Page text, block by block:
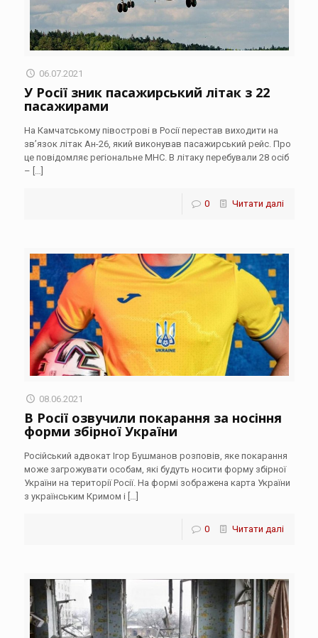
06.07.2021
У Росії зник пасажирський літак з 22
пасажирами
На Камчатському півострові в Росії перестав виходити на
зв’язок літак Ан-26, який виконував пасажирський рейс. Про
це повідомляє регіональне МНС. В літаку перебували 28 осіб
– […]
0 Читати далі
08.06.2021
В Росії озвучили покарання за носіння
форми збірної України
Російський адвокат Ігор Бушманов розповів, яке покарання
може загрожувати особам, які будуть носити форму збірної
України на території Росії. На формі зображена карта України
з українським Кримом і […]
0 Читати далі